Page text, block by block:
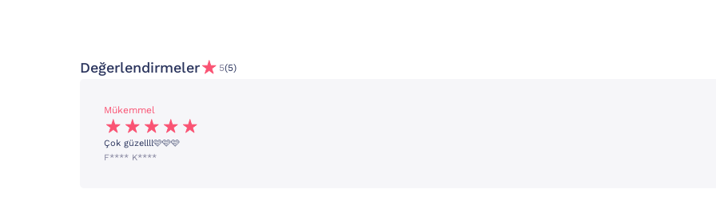
Değerlendirmeler 5(5)
Mükemmel
Çok güzellll🩷🩷🩷
F**** K****